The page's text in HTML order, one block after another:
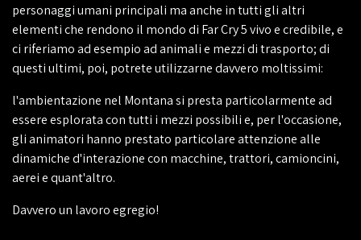
personaggi umani principali ma anche in tutti gli altri
elementi che rendono il mondo di Far Cry 5 vivo e credibile, e
ci riferiamo ad esempio ad animali e mezzi di trasporto; di
questi ultimi, poi, potrete utilizzarne davvero moltissimi:
l'ambientazione nel Montana si presta particolarmente ad
essere esplorata con tutti i mezzi possibili e, per l'occasione,
gli animatori hanno prestato particolare attenzione alle
dinamiche d'interazione con macchine, trattori, camioncini,
aerei e quant'altro.
Davvero un lavoro egregio!